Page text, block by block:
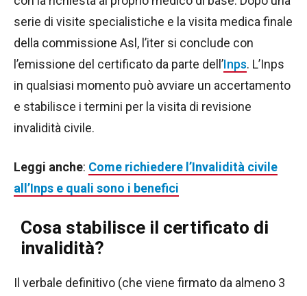
serie di visite specialistiche e la visita medica finale
della commissione Asl, l’iter si conclude con
l’emissione del certificato da parte dell’Inps. L’Inps
in qualsiasi momento può avviare un accertamento
e stabilisce i termini per la visita di revisione
invalidità civile.
Leggi anche: Come richiedere l’Invalidità civile
all’Inps e quali sono i benefici
Cosa stabilisce il certificato di
invalidità?
Il verbale definitivo (che viene firmato da almeno 3